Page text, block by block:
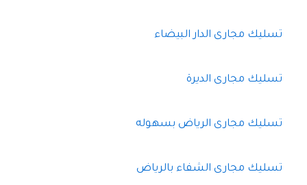
تسليك مجارى الدار البيضاء
تسليك مجارى الديرة
تسليك مجارى الرياض بسهوله
تسليك مجارى الشفاء بالرياض